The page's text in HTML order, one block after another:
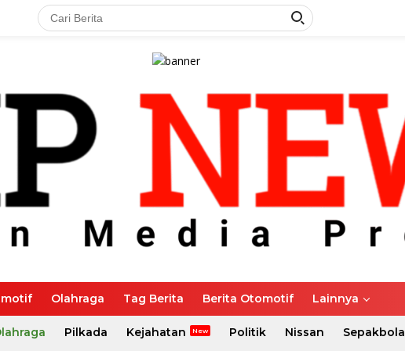
Olahraga Tag Berita Berita Otomotif Lainnya
Pilkada Kejahatan Politik Nissan Sepakbola